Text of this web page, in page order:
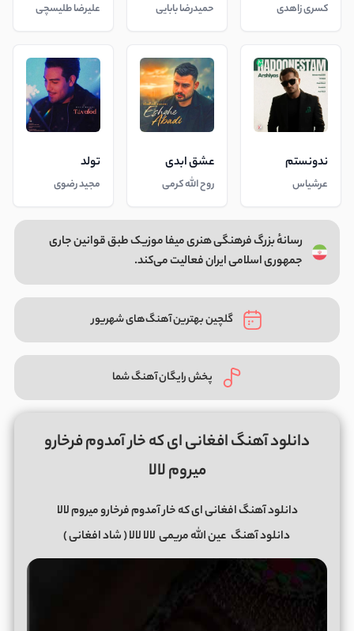
کسری زاهدی حمیدرضا بابایی علیرضا طلیسچی
ندونستم
عرشیاس
عشق ابدی
روح الله کرمی
تولد
مجید رضوی
رسانهٔ بزرگ فرهنگی هنری میفا موزیک طبق قوانین جاری
جمهوری اسلامی ایران فعالیت می‌کند.
گلچین بهترین آهنگ‌های شهریور
پخش رایگان آهنگ شما
دانلود آهنگ افغانی ای که خار آمدوم فرخارو
میروم لالا
دانلود آهنگ افغانی ای که خار آمدوم فرخارو میروم لالا
دانلود آهنگ عین الله مریمی لالا لالا( شاد افغانی )